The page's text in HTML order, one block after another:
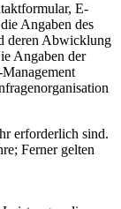
E-
Angaben des
deren Abwicklung
Angaben der
erforderlich sind.
Ferner gelten